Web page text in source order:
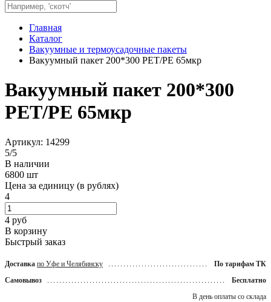
Главная
Каталог
Вакуумные и термоусадочные пакеты
Вакуумный пакет 200*300 PET/PE 65мкр
Вакуумный пакет 200*300
PET/PE 65мкр
Артикул: 14299
5/5
В наличии
6800 шт
Цена за единицу (в рублях)
4
4 руб
В корзину
Быстрый заказ
Доставка по Уфе и Челябинску
По тарифам ТК
Самовывоз
Бесплатно
В день оплаты со склада